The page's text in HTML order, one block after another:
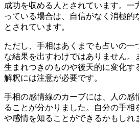
成功を収める人とされています。一
っている場合は、自信がなく消極的
とされています。
ただし、手相はあくまでも占いの一
な結果を出すわけではありません。
生まれつきのものや後天的に変化す
解釈には注意が必要です。
手相の感情線のカーブには、人の感
ることが分かりました。自分の手相
や感情を知ることができるかもしれ